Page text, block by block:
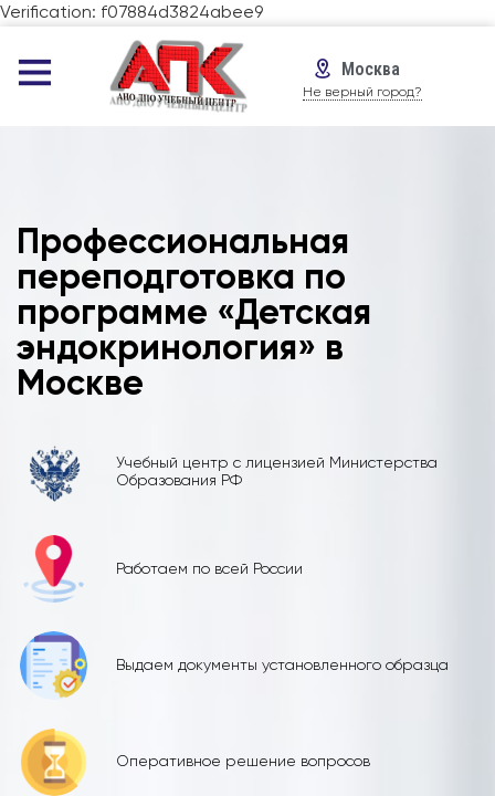
Verification: f07884d3824abee9
Москва
Не верный город?
Профессиональная
переподготовка по
программе «Детская
эндокринология» в
Москве
Учебный центр с лицензией Министерства
Образования РФ
Работаем по всей России
Выдаем документы установленного образца
Оперативное решение вопросов